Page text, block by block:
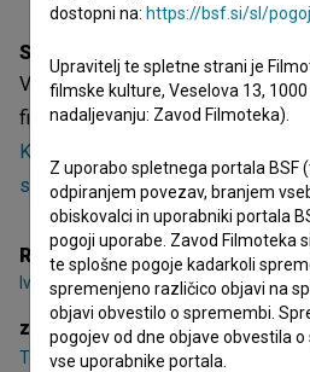
Sinopsis
Verpas je jugoslovanski
film. Nastopajo Tone Jurečič,
Kaloper
studio.
Režija
Ivan Merljak
zasedba
Tone Jurečič,Simona Juvan
dostopni na: https://bsf.si/sl/
Upravitelj te spletne strani je
filmske kulture, Veselova 13,
nadaljevanju: Zavod Filmoteka).
Z uporabo spletnega portala BSF
odpiranjem povezav, branjem
obiskovalci in uporabniki portala
pogoji uporabe. Zavod Filmoteka
te splošne pogoje kadarkoli
spremenjeno različico objavi na
objavi obvestilo o spremembi.
pogojev od dne objave obvestila
vse uporabnike portala.